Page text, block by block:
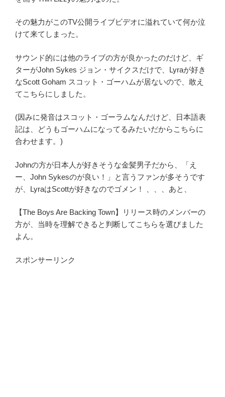
その魅力がこのTV公開ライブビデオに溢れていて何か泣
けて来てしまった。
サウンド的には他のライブの方が良かったのだけど、ギ
ターがJohn Sykes ジョン・サイクスだけで、Lyraが好き
なScott Goham スコット・ゴーハムが居ないので、敢え
てこちらにしました。
(因みに発音はスコット・ゴーラムなんだけど、日本語表
記は、どうもゴーハムになってるみたいだからこちらに
合わせます。)
Johnの方が日本人が好きそうな金髪男子だから、「え
ー、John Sykesのが良い！」と言うファンが多そうです
が、LyraはScottが好きなのでゴメン！ 、、、あと、
【The Boys Are Backing Town】リリース時のメンバーの
方が、当時を理解できると判断してこちらを選びました
よん。
スポンサーリンク